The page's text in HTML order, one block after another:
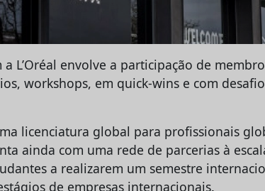
L’Oréal envolve a participação de
workshops, em quick-wins e com
licenciatura global para profissionais
ainda com uma rede de parcerias à
a realizarem um semestre
de empresas internacionais.